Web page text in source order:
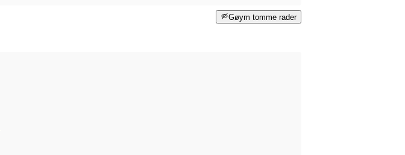
Gøym tomme rader